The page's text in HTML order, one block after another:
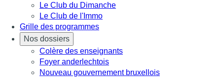
Le Club du Dimanche
Le Club de l'Immo
Grille des programmes
Nos dossiers
Colère des enseignants
Foyer anderlechtois
Nouveau gouvernement bruxellois